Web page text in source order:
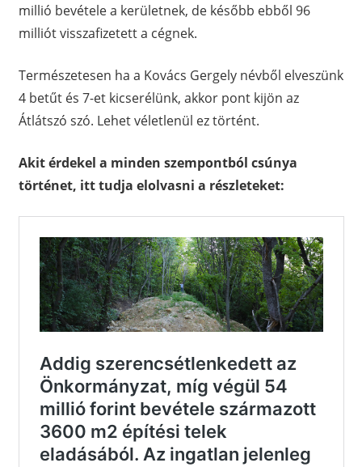
millió bevétele a kerületnek, de később ebből 96
milliót visszafizetett a cégnek.
Természetesen ha a Kovács Gergely névből elveszünk
4 betűt és 7-et kicserélünk, akkor pont kijön az
Átlátszó szó. Lehet véletlenül ez történt.
Akit érdekel a minden szempontból csúnya
történet, itt tudja elolvasni a részleteket: